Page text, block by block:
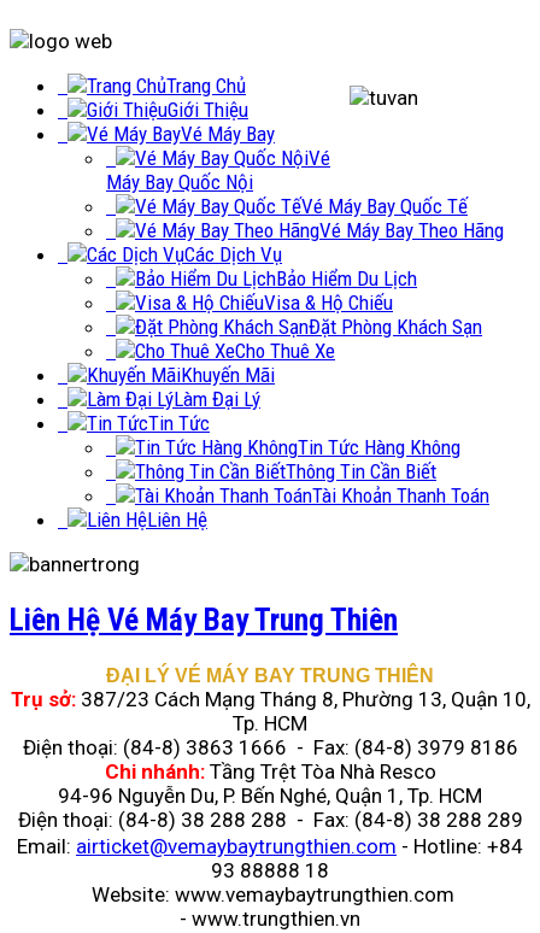
Trang Chủ
Giới Thiệu
Vé Máy Bay
Vé
Máy Bay Quốc Nội
Vé Máy Bay Quốc Tế
Vé Máy Bay Theo Hãng
Các Dịch Vụ
Bảo Hiểm Du Lịch
Visa & Hộ Chiếu
Đặt Phòng Khách Sạn
Cho Thuê Xe
Khuyến Mãi
Làm Đại Lý
Tin Tức
Tin Tức Hàng Không
Thông Tin Cần Biết
Tài Khoản Thanh Toán
Liên Hệ
Liên Hệ Vé Máy Bay Trung Thiên
ĐẠI LÝ VÉ MÁY BAY TRUNG THIÊN
Trụ sở:387/23 Cách Mạng Tháng 8, Phường 13, Quận 10,
Tp. HCM
Điện thoại: (84-8) 3863 1666 - Fax: (84-8) 3979 8186
Chi nhánh:Tầng Trệt Tòa Nhà Resco
94-96 Nguyễn Du, P. Bến Nghé, Quận 1, Tp. HCM
Điện thoại: (84-8) 38 288 288 - Fax: (84-8) 38 288 289
Email: airticket@vemaybaytrungthien.com - Hotline: +84
93 88888 18
Website: www.vemaybaytrungthien.com
- www.trungthien.vn